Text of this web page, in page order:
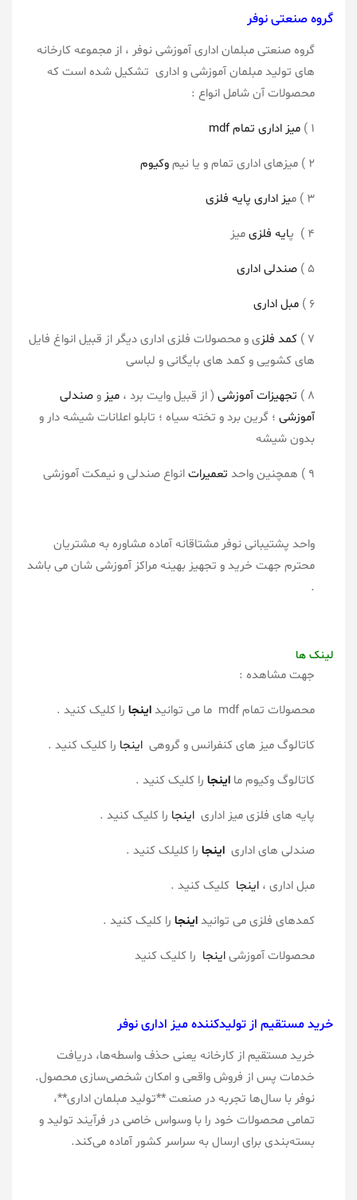
گروه صنعتی نوفر
گروه صنعتی مبلمان اداری آموزشی نوفر ، از مجموعه کارخانه
های تولید مبلمان آموزشی و اداری تشکیل شده است که
محصولات آن شامل انواع :
۱ ) میز اداری تمام mdf
۲ ) میزهای اداری تمام و یا نیم وکیوم
۳ ) م یز اداری پایه فلزی
۴ ) پ ایه فلزیمیز
۵ ) صندلی اداری
۶ ) مبل اداری
۷ ) کمد فلزی و محصولات فلزی اداری دیگر از قبیل انواغ فایل
های کشویی و کمد های بایگانی و لباسی
۸ ) تجهیزات آموزشی ( از قبیل وایت برد ، میزوصندلی
آموزشی ؛ گرین برد و تخته سیاه ؛ تابلو اعلانات شیشه دار و
بدون شیشه
۹ ) همچنین واحد تعمیراتانواع صندلی و نیمکت آموزشی
واحد پشتیبانی نوفر مشتاقانه آماده مشاوره به مشتریان
محترم جهت خرید و تجهیز بهینه مراکز آموزشی شان می باشد
.
لینک ها
جهت مشاهده :
محصولات تمام mdf ما می توانید اینجا را کلیک کنید .
کاتالوگ میز های کنفرانس و گروهی اینجا را کلیک کنید .
کاتالوگ وکیوم ما اینجا را کلیک کنید .
پایه های فلزی میز اداری اینجا را کلیک کنید .
صندلی های اداری اینجا را کلیلک کنید .
مبل اداری ، اینجا کلیک کنید .
کمدهای فلزی می توانیداینجا را کلیک کنید .
محصولات آموزشیاینجا را کلیک کنید
خرید مستقیم از تولیدکننده میز اداری نوفر
خرید مستقیم از کارخانه یعنی حذف واسطه‌ها، دریافت
خدمات پس از فروش واقعی و امکان شخصی‌سازی محصول.
نوفر با سال‌ها تجربه در صنعت **تولید مبلمان اداری**،
تمامی محصولات خود را با وسواس خاصی در فرآیند تولید و
بسته‌بندی برای ارسال به سراسر کشور آماده می‌کند.